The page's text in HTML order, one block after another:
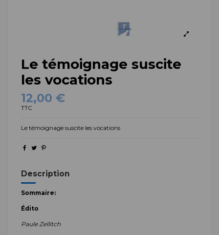
Le témoignage suscite
les vocations
12,00 €
TTC
Le témoignage suscite les vocations
Description
Sommaire:
Édito
Paule Zellitch